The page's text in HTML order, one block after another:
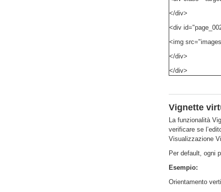
</div>
<div
<img
</div>
</div>
Vignette
La funzionalità
verificare se
Visualizzazione
Per default, ogni
Esempio:
Orientamento